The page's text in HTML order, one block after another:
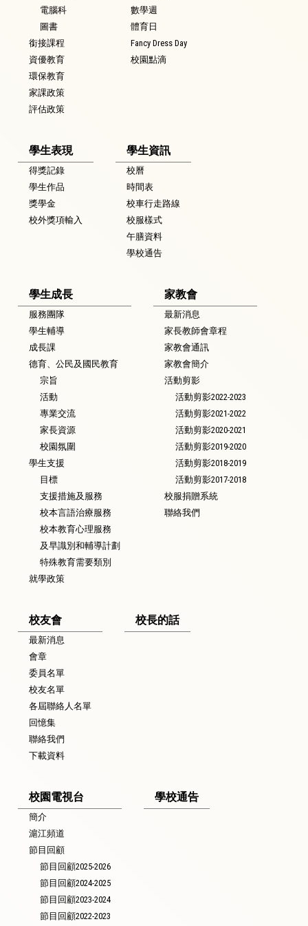
電腦科
圖書
銜接課程
資優教育
環保教育
家課政策
評估政策
數學週
體育日
Fancy Dress Day
校園點滴
學生表現
得獎記錄
學生作品
獎學金
校外獎項輸入
學生資訊
校曆
時間表
校車行走路線
校服樣式
午膳資料
學校通告
學生成長
服務團隊
學生輔導
成長課
德育、公民及國民教育
宗旨
活動
專業交流
家長資源
校園氛圍
學生支援
目標
支援措施及服務
校本言語治療服務
校本教育心理服務
及早識別和輔導計劃
特殊教育需要類別
就學政策
家教會
最新消息
家長教師會章程
家教會通訊
家教會簡介
活動剪影
活動剪影2022-2023
活動剪影2021-2022
活動剪影2020-2021
活動剪影2019-2020
活動剪影2018-2019
活動剪影2017-2018
校服捐贈系統
聯絡我們
校友會
最新消息
會章
委員名單
校友名單
各屆聯絡人名單
回憶集
聯絡我們
下載資料
校長的話
校園電視台
簡介
滬江頻道
節目回顧
節目回顧2025-2026
節目回顧2024-2025
節目回顧2023-2024
節目回顧2022-2023
學校通告